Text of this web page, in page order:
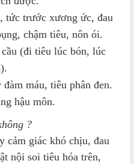
tức trước xương ức, đau
chậm tiêu, nôn ói.
(đi tiêu lúc bón, lúc
máu, tiêu phân đen.
hậu môn.
?
cảm giác khó chịu, đau
nội soi tiêu hóa trên,